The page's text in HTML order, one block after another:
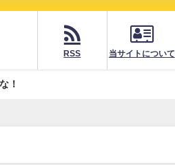
RSS 当サイトについて
！